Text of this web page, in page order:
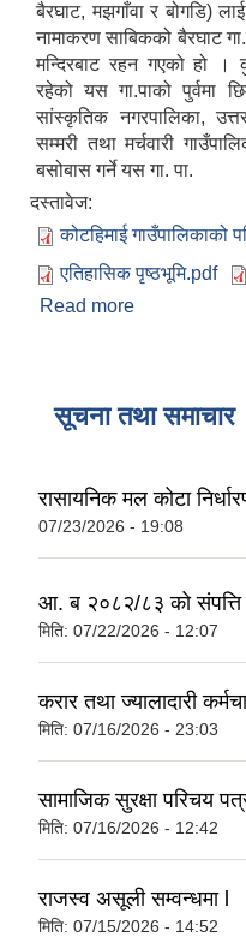
बैरघाट, मझगाँवा र बोगडि)
नामाकरण साबिकको बैरघाट
मन्दिरबाट रहन गएको हो
रहेको यस गा.पाको पुर्वमा
सांस्कृतिक नगरपालिका,
सम्मरी तथा मर्चवारी
बसोबास गर्ने यस गा. पा.
दस्तावेज:
कोटहिमाई गाउँपालिकाको
एतिहासिक पृष्ठभूमि.pdf
Read more
सूचना तथा समाचार
रासायनिक मल कोटा
07/23/2026 - 19:08
आ. ब २०८२/८३ को संपत्ति
मिति: 07/22/2026 - 12:07
करार तथा ज्यालादारी
मिति: 07/16/2026 - 23:03
सामाजिक सुरक्षा परिचय
मिति: 07/16/2026 - 12:42
राजस्व असूली सम्वन्धमा l
मिति: 07/15/2026 - 14:52